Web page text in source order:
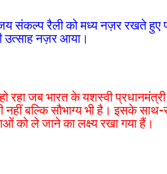
संकल्प रैली को मध्य नज़र रखते हुए
उत्साह नज़र आया।
रहा जब भारत के यशस्वी
बल्कि सौभाग्य भी है। इसके साथ-
को ले जाने का लक्ष्य रखा गया हैं।